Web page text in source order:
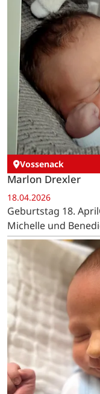
Vossenack
Marlon Drexler
18.04.2026
Geburtstag 18.
Michelle und